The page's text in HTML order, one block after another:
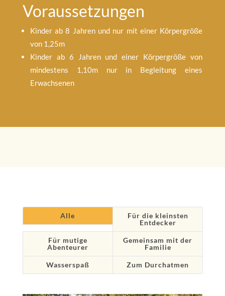
Voraussetzungen
Kinder ab 8 Jahren und nur mit einer Körpergröße
von 1,25m
Kinder ab 6 Jahren und einer Körpergröße von
mindestens 1,10m nur in Begleitung eines
Erwachsenen
Alle
Für die kleinsten
Entdecker
Für mutige
Abenteurer
Gemeinsam mit der
Familie
Wasserspaß Zum Durchatmen